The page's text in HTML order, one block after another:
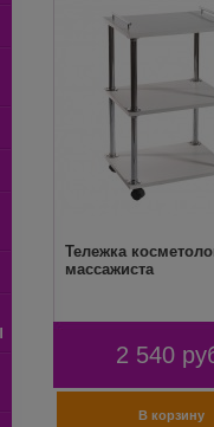
Тележка
массажиста
2 540